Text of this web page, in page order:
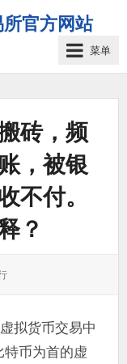
官方网站
菜单
砖，频
，被银
不付。
？
拟货币交易中
币为首的虚